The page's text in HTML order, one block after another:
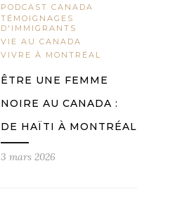
PODCAST CANADA
TÉMOIGNAGES
D'IMMIGRANTS
VIE AU CANADA
VIVRE À MONTRÉAL
ÊTRE UNE FEMME
NOIRE AU CANADA :
DE HAÏTI À MONTRÉAL
3 mars 2026